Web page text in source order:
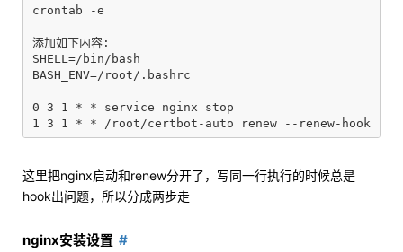
crontab -e
添加如下内容:
SHELL=/bin/bash
BASH_ENV=/root/.bashrc
0 3 1 * * service nginx stop
这里把nginx启动和renew分开了，写同一行执行的时候总是
hook出问题，所以分成两步走
nginx安装设置